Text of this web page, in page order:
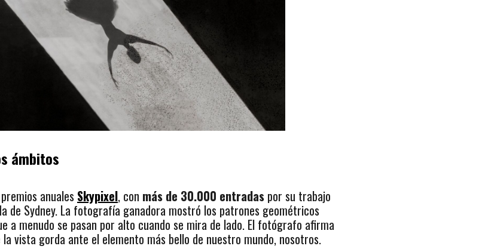
ámbitos
anuales Skypixel, con más de 30.000 entradas por su trabajo
de Sydney. La fotografía ganadora mostró los patrones geométricos
a menudo se pasan por alto cuando se mira de lado. El fotógrafo afirma
vista gorda ante el elemento más bello de nuestro mundo, nosotros.